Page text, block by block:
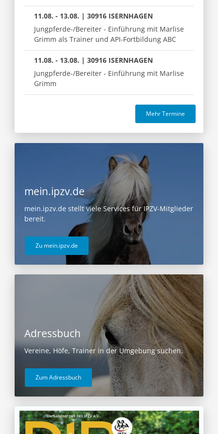
11.08. - 13.08. | 30916 ISERNHAGEN
Jungpferde-/Bereiter - Einführung mit Marlise
Grimm als Trainer und API-Fortbildung ABC
11.08. - 13.08. | 30916 ISERNHAGEN
Jungpferde-/Bereiter - Einführung mit Marlise
Grimm
Mehr Termine
mein.ipzv.de
mein.ipzv.de stellt viele Services für IPZV-Mitglieder
bereit.
Zu mein.ipzv.de
Adressbuch
Vereine, Höfe, Trainer in der Umgebung suchen.
Zum Adressbuch